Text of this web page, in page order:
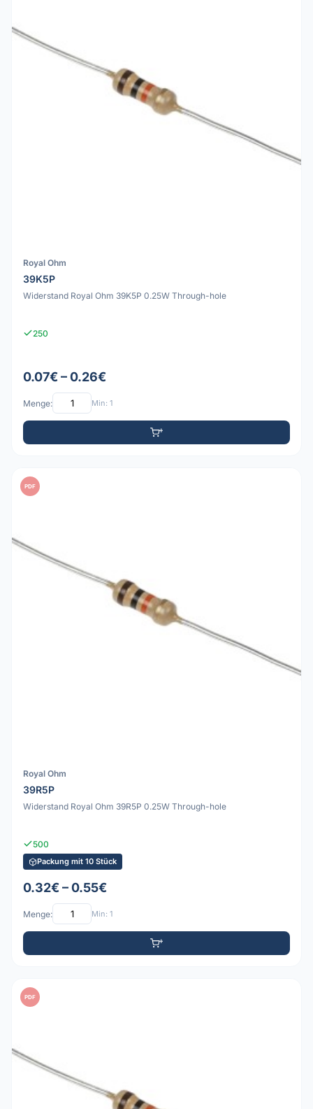
Royal Ohm
39K5P
Widerstand Royal Ohm 39K5P 0.25W Through-hole
250
0.07€ – 0.26€
Menge: Min: 1
PDF
Royal Ohm
39R5P
Widerstand Royal Ohm 39R5P 0.25W Through-hole
500
Packung mit 10 Stück
0.32€ – 0.55€
Menge: Min: 1
PDF